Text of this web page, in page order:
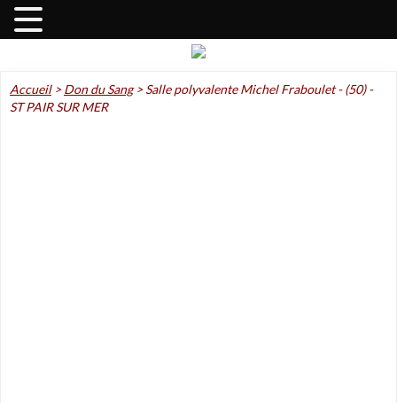
Accueil>Don du Sang>Salle polyvalente Michel Fraboulet - (50) -
ST PAIR SUR MER